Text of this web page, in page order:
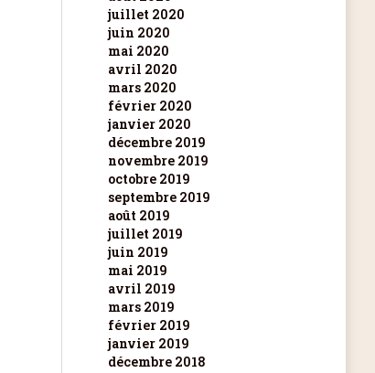
juillet 2020
juin 2020
mai 2020
avril 2020
mars 2020
février 2020
janvier 2020
décembre 2019
novembre 2019
octobre 2019
septembre 2019
août 2019
juillet 2019
juin 2019
mai 2019
avril 2019
mars 2019
février 2019
janvier 2019
décembre 2018